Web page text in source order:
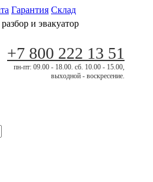
Гарантия Склад
и эвакуатор
+7 800 222 13 51
пн-пт: 09.00 - 18.00. сб. 10.00 - 15.00,
выходной - воскресение.